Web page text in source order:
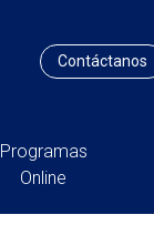
Contáctanos
Programas
Online